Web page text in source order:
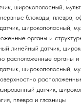
широкополосный,
блокады, плевра,
широкополосный,
органы и
линейный датчик,
расположенные органы
широкополосный,
датчик,
плевра и глазницы